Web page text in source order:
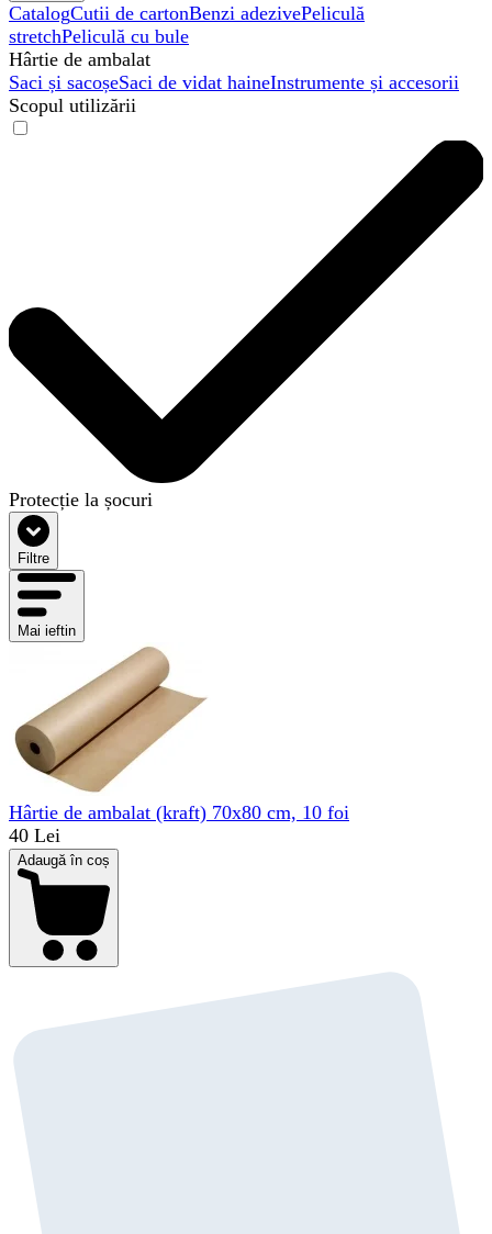
CatalogCutii de cartonBenzi adezivePeliculă
stretchPeliculă cu bule
Hârtie de ambalat
Saci și sacoșeSaci de vidat haineInstrumente și accesorii
Scopul utilizării
Protecție la șocuri
Filtre
Mai ieftin
Hârtie de ambalat (kraft) 70x80 cm, 10 foi
40 Lei
Adaugă în coș